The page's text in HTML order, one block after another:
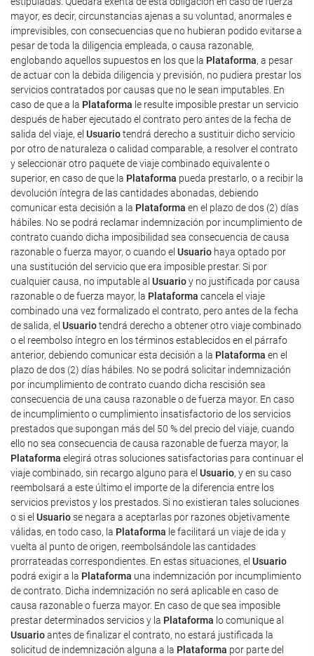
mayor, es decir, circunstancias ajenas a su voluntad, anormales e
imprevisibles, con consecuencias que no hubieran podido evitarse a
pesar de toda la diligencia empleada, o causa razonable,
englobando aquellos supuestos en los que la Plataforma, a pesar
de actuar con la debida diligencia y previsión, no pudiera prestar los
servicios contratados por causas que no le sean imputables. En
caso de que a la Plataforma le resulte imposible prestar un servicio
después de haber ejecutado el contrato pero antes de la fecha de
salida del viaje, el Usuariotendrá derecho a sustituir dicho servicio
por otro de naturaleza o calidad comparable, a resolver el contrato
y seleccionar otro paquete de viaje combinado equivalente o
superior, en caso de que la Plataforma pueda prestarlo, o a recibir la
devolución íntegra de las cantidades abonadas, debiendo
comunicar esta decisión a la Plataforma en el plazo de dos (2) días
hábiles. No se podrá reclamar indemnización por incumplimiento de
contrato cuando dicha imposibilidad sea consecuencia de causa
razonable o fuerza mayor, o cuando el Usuario haya optado por
una sustitución del servicio que era imposible prestar. Si por
cualquier causa, no imputable al Usuarioy no justificada por causa
razonable o de fuerza mayor, la Plataforma cancela el viaje
combinado una vez formalizado el contrato, pero antes de la fecha
de salida, el Usuariotendrá derecho a obtener otro viaje combinado
o el reembolso íntegro en los términos establecidos en el párrafo
anterior, debiendo comunicar esta decisión a la Plataforma en el
plazo de dos (2) días hábiles. No se podrá solicitar indemnización
por incumplimiento de contrato cuando dicha rescisión sea
consecuencia de una causa razonable o de fuerza mayor. En caso
de incumplimiento o cumplimiento insatisfactorio de los servicios
prestados que supongan más del 50 % del precio del viaje, cuando
ello no sea consecuencia de causa razonable de fuerza mayor, la
Plataforma elegirá otras soluciones satisfactorias para continuar el
viaje combinado, sin recargo alguno para el Usuario, y en su caso
reembolsará a este último el importe de la diferencia entre los
servicios previstos y los prestados. Si no existieran tales soluciones
o si el Usuariose negara a aceptarlas por razones objetivamente
válidas, en todo caso, la Plataforma le facilitará un viaje de ida y
vuelta al punto de origen, reembolsándole las cantidades
prorrateadas correspondientes. En estas situaciones, el Usuario
podrá exigir a la Plataforma una indemnización por incumplimiento
de contrato. Dicha indemnización no será aplicable en caso de
causa razonable o fuerza mayor. En caso de que sea imposible
prestar determinados servicios y la Plataforma lo comunique al
Usuarioantes de finalizar el contrato, no estará justificada la
solicitud de indemnización alguna a la Plataforma por parte del